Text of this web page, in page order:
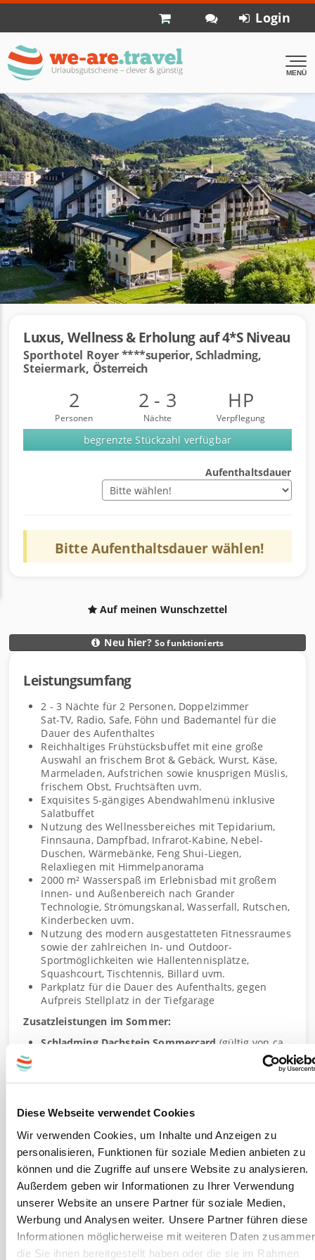
Diese Webseite verwendet Cookies
Wir verwenden Cookies, um Inhalte und Anzeigen zu
personalisieren, Funktionen für soziale Medien anbieten zu
können und die Zugriffe auf unsere Website zu analysieren.
Außerdem geben wir Informationen zu Ihrer Verwendung
unserer Website an unsere Partner für soziale Medien,
Werbung und Analysen weiter. Unsere Partner führen diese
Informationen möglicherweise mit weiteren Daten
die Sie ihnen bereitgestellt haben oder die sie im Rahmen
Login
MENÜ
Luxus, Wellness & Erholung auf 4*S Niveau
Sporthotel Royer****superior, Schladming,
Steiermark, Österreich
2
Personen
2 - 3
Nächte
HP
Verpflegung
begrenzte Stückzahl verfügbar
Aufenthaltsdauer
BitteAufenthaltsdauerwählen!
Auf meinen Wunschzettel
Neu hier? So funktionierts
L
e
g
u
a
Leistungsumfang
2 - 3 Nächte für2 Personen, Doppelzimmer
Sat-TV, Radio, Safe, Föhn und Bademantel für die
Dauer des Aufenthaltes
Reichhaltiges Frühstücksbuffet mit eine große
Auswahl an frischem Brot & Gebäck, Wurst, Käse,
Marmeladen, Aufstrichen sowie knusprigen Müslis,
frischem Obst, Fruchtsäften uvm.
Exquisites 5-gängiges Abendwahlmenü inklusive
Salatbuffet
Nutzung des Wellnessbereiches mit Tepidarium,
Finnsauna, Dampfbad, Infrarot-Kabine, Nebel-
Duschen, Wärmebänke, Feng Shui-Liegen,
Relaxliegen mit Himmelpanorama
2000 m² Wasserspaß im Erlebnisbad mit großem
Innen- und Außenbereich nach Grander
Technologie, Strömungskanal, Wasserfall, Rutschen,
Kinderbecken uvm.
Nutzung des modern ausgestatteten Fitnessraumes
sowie der zahlreichen In- und Outdoor-
Sportmöglichkeiten wie Hallentennisplätze,
Squashcourt, Tischtennis, Billard uvm.
Parkplatz für die Dauer des Aufenthalts, gegen
Aufpreis Stellplatz in der Tiefgarage
Zusatzleistungen im Sommer:
Schladming Dachstein Sommercard (gültig von ca.
Ende Mai bis ca. Mitte Oktober) mit zahlreichen
Leistungen (Stand 2025, Änderungen vorbehalten)
Verleih von Nordik Walking Stöcken, Fahrrädern &
Kaffee- und Teespezialitäten sowie süße
Zusatzleistungen im Winter:
Beheizter Skiraum, Skibusservice
Information
Dieser Gutschein ist einlösbar 3 Jahre ab Kauf.